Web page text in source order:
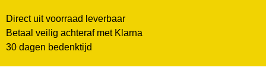
Direct uit voorraad leverbaar
Betaal veilig achteraf met Klarna
30 dagen bedenktijd